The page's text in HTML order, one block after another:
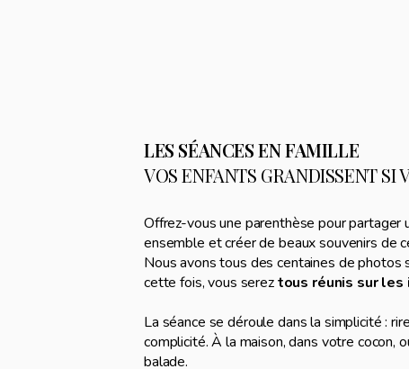
LES SÉANCES EN FAMILLE
VOS ENFANTS GRANDISSENT SI
Offrez-vous une parenthèse pour partager
ensemble et créer de beaux souvenirs de
Nous avons tous des centaines de photos
cette fois, vous sereztous réunis sur les
La séance se déroule dans la simplicité :
complicité. À la maison, dans votre cocon,
balade.